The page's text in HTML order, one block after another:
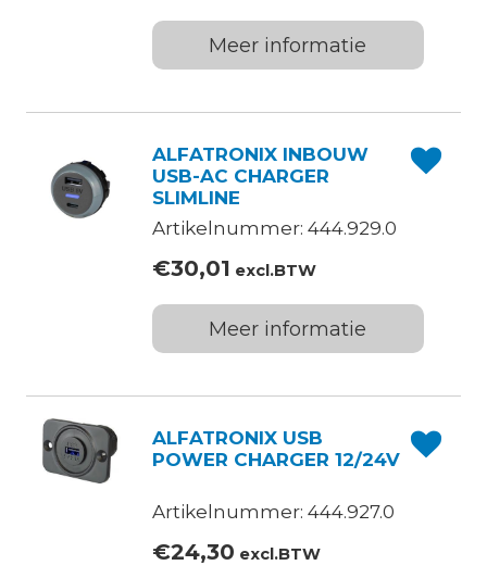
Meer informatie
ALFATRONIX INBOUW
USB-AC CHARGER
SLIMLINE
Artikelnummer: 444.929.0
€30,01 excl.BTW
Meer informatie
ALFATRONIX USB
POWER CHARGER 12/24V
Artikelnummer: 444.927.0
€24,30 excl.BTW